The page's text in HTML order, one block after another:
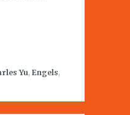
Yu, Engels,